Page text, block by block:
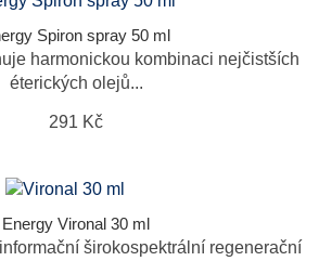
Spiron spray 50 ml
harmonickou kombinaci nejčistších
éterických olejů...
291 Kč
Energy Vironal 30 ml
širokospektrální regenerační